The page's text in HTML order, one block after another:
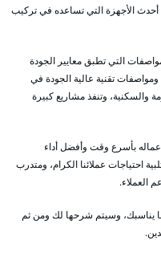
أحدث الأجهزة التي تساعده في تركيب
التي تطبق معايير الجودة
تقنية عالية الجودة في
والسكنية، وتنفذ مشاريع كبيرة
بأسرع وقت وأفضل أداء
احتياجات عملائنا الكرام، ومتدرب
العملاء.
يناسبك، وسيتم شرحها لك ومن ثم